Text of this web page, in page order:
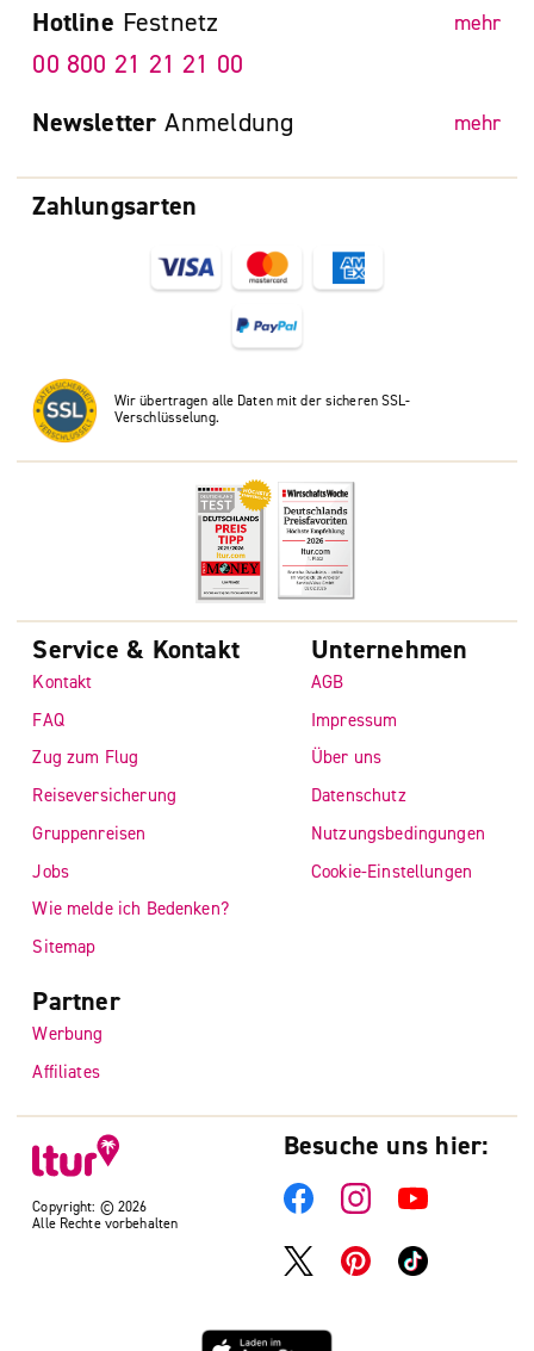
Zahlungsarten
Wir übertragen alle Daten mit der sicheren SSL-
Verschlüsselung.
Hotline Festnetz mehr
00 800 21 21 21 00
Newsletter Anmeldung mehr
Copyright: © 2026
Alle Rechte vorbehalten
Service & Kontakt
Kontakt
FAQ
Zug zum Flug
Reiseversicherung
Gruppenreisen
Jobs
Wie melde ich Bedenken?
Sitemap
Unternehmen
AGB
Impressum
Über uns
Datenschutz
Nutzungsbedingungen
Cookie-Einstellungen
Partner
Werbung
Affiliates
Besuche uns hier: